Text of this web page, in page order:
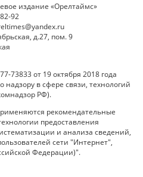
издание «Орелтаймс»
92
д.27, пом. 9
73833 от 19 октября 2018 года
в сфере связи, технологий
РФ).
рекомендательные
предоставления
и анализа сведений,
сети "Интернет",
Федерации)".